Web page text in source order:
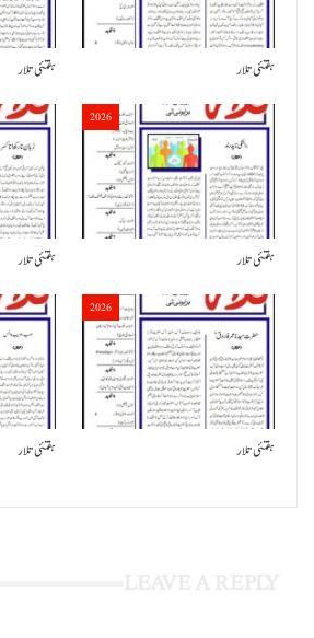
ہفتئی تلار ہفتئی تلار
ہفتئی تلار
2026
ہفتئی تلار
ہفتئی تلار
2026
ہفتئی تلار